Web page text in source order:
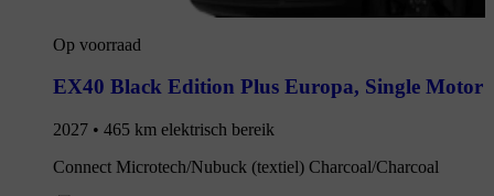
Op voorraad
EX40 Black Edition Plus Europa, Single Motor
2027 • 465 km elektrisch bereik
Connect Microtech/Nubuck (textiel) Charcoal/Charcoal